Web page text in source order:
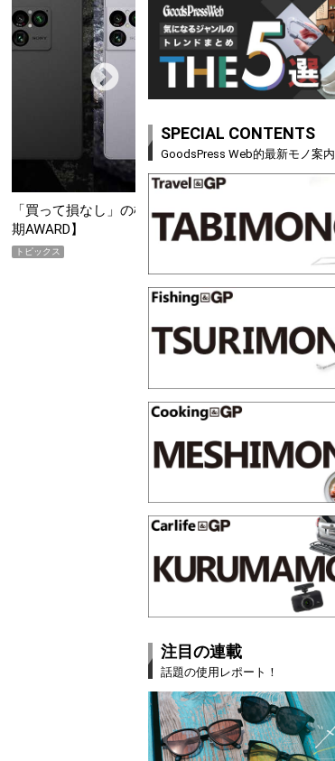
薄着になる季節の夏こそ“映える”タフな腕時計を。G-
SHOCK「GRAVITYMASTER」は本当に機能も見た…
PR
SPECIAL CONTENTS
GoodsPress Web的最新モノ案内
注目の連載
話題の使用レポート！